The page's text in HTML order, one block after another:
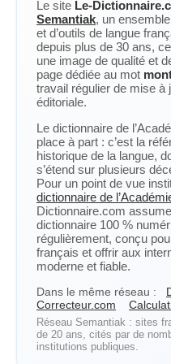
Le site Le-
Semantiak, un
et d’outils de langue
depuis plus de 30 ans,
une image de qualité et
page dédiée au mot
travail régulier de mise à
éditoriale.
Le dictionnaire de
place à part : c’est la
historique de la langue,
s’étend sur plusieurs
Pour un point de vue
dictionnaire de
Dictionnaire.com
dictionnaire 100 %
régulièrement, conçu
français et offrir aux
moderne et fiable.
Dans le même réseau :
Correcteur.com
Réseau Semantiak : sites
de 20 ans, cités par de
institutions publiques.